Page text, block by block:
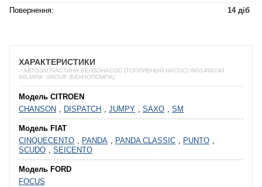
Повернення:
14 діб
ХАРАКТЕРИСТИКИ
✅АВТОЗАПЧАСТИНА БЕНЗОНАСОС (ТОПЛИВНЫЙ НАСОС) WG1496240
WILMINK GROUP (БЕНЗОПОМПА)
Модель CITROEN
CHANSON , DISPATCH , JUMPY , SAXO , SM
Модель FIAT
CINQUECENTO , PANDA , PANDA CLASSIC , PUNTO ,
SCUDO , SEICENTO
Модель FORD
FOCUS